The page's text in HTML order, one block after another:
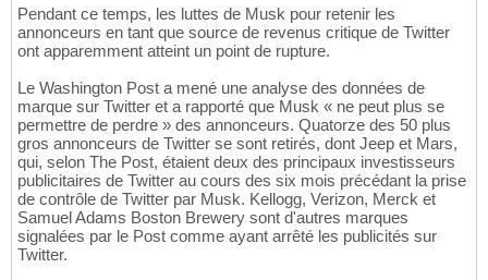
Pendant ce temps, les luttes de Musk pour retenir les
annonceurs en tant que source de revenus critique de Twitter
ont apparemment atteint un point de rupture.
Le Washington Post a mené une analyse des données de
marque sur Twitter et a rapporté que Musk « ne peut plus se
permettre de perdre » des annonceurs. Quatorze des 50 plus
gros annonceurs de Twitter se sont retirés, dont Jeep et Mars,
qui, selon The Post, étaient deux des principaux investisseurs
publicitaires de Twitter au cours des six mois précédant la prise
de contrôle de Twitter par Musk. Kellogg, Verizon, Merck et
Samuel Adams Boston Brewery sont d'autres marques
signalées par le Post comme ayant arrêté les publicités sur
Twitter.